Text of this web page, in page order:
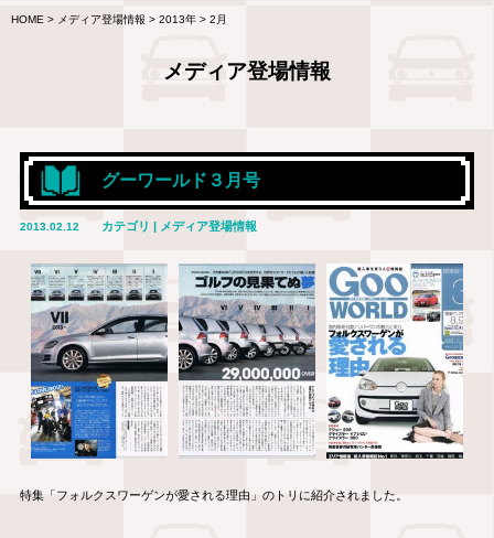
HOME > メディア登場情報 > 2013年 > 2月
メディア登場情報
グーワールド３月号
2013.02.12 カテゴリ | メディア登場情報
特集「フォルクスワーゲンが愛される理由」のトリに紹介されました。